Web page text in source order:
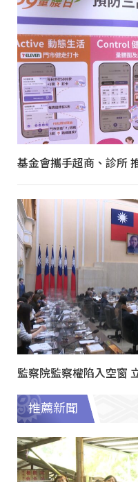
基金會攜手超商、診所
監察院監察權陷入空窗
推薦新聞